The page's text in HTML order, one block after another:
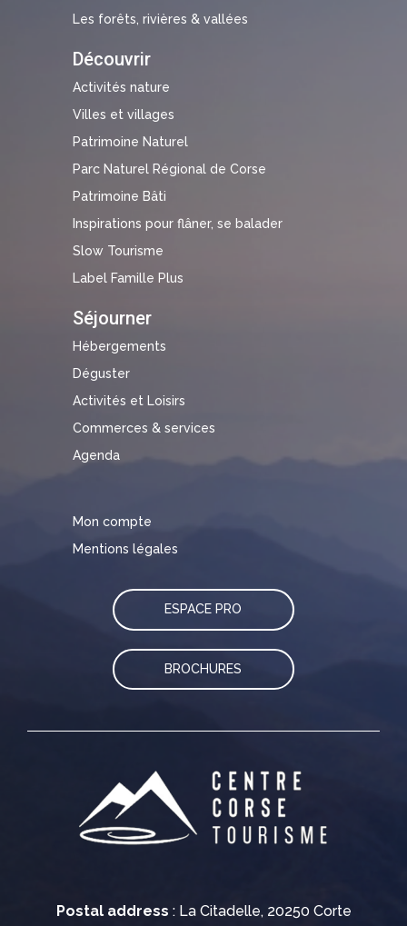
Postal address : La Citadelle, 20250 Corte
Les forêts, rivières & vallées
Découvrir
Activités nature
Villes et villages
Patrimoine Naturel
Parc Naturel Régional de Corse
Patrimoine Bâti
Inspirations pour flâner, se balader
Slow Tourisme
Label Famille Plus
Séjourner
Hébergements
Déguster
Activités et Loisirs
Commerces & services
Agenda
Mon compte
Mentions légales
ESPACE PRO
BROCHURES